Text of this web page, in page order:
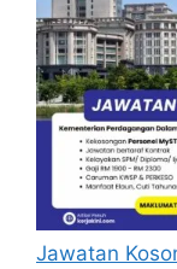
Jawatan